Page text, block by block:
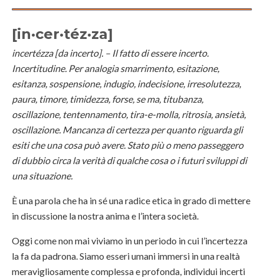
[in·cer·téz·za]
incertézza [da incerto]. – Il fatto di essere incerto.
Incertitudine. Per analogia smarrimento, esitazione,
esitanza, sospensione, indugio, indecisione, irresolutezza,
paura, timore, timidezza, forse, se ma, titubanza,
oscillazione, tentennamento, tira-e-molla, ritrosia, ansietà,
oscillazione. Mancanza di certezza per quanto riguarda gli
esiti che una cosa può avere. Stato più o meno passeggero
di dubbio circa la verità di qualche cosa o i futuri sviluppi di
una situazione.
È una parola che ha in sé una radice etica in grado di mettere
in discussione la nostra anima e l’intera società.
Oggi come non mai viviamo in un periodo in cui l’incertezza
la fa da padrona. Siamo esseri umani immersi in una realtà
meravigliosamente complessa e profonda, individui incerti